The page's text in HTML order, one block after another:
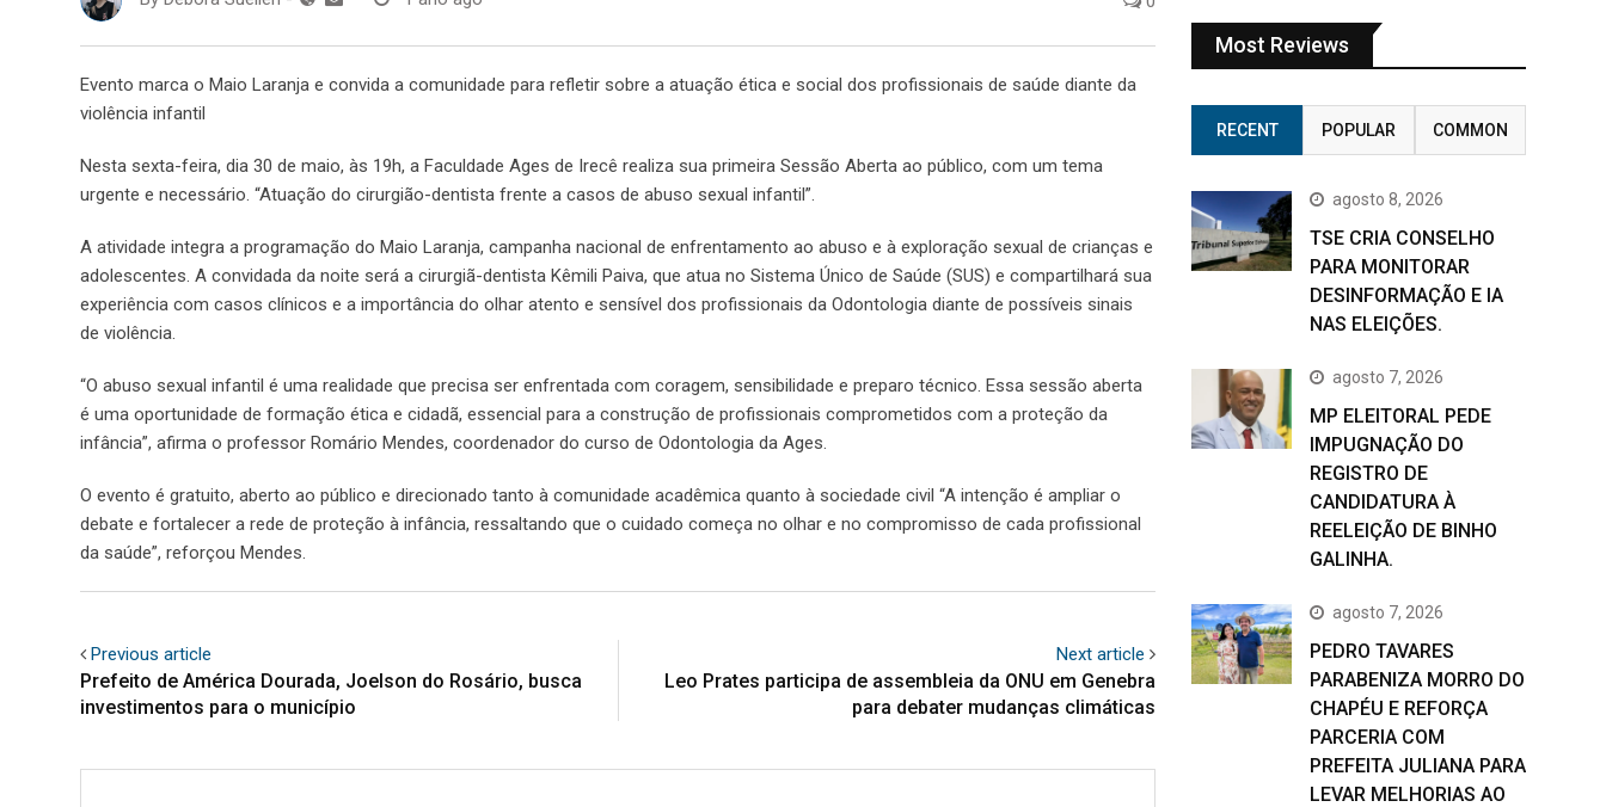
Evento marca o Maio Laranja e convida a comunidade para refletir sobre a atuação ética e social dos profissionais de saúde diante da
violência infantil
Nesta sexta-feira, dia 30 de maio, às 19h, a Faculdade Ages de Irecê realiza sua primeira Sessão Aberta ao público, com um tema
urgente e necessário. “Atuação do cirurgião-dentista frente a casos de abuso sexual infantil”.
A atividade integra a programação do Maio Laranja, campanha nacional de enfrentamento ao abuso e à exploração sexual de crianças e
adolescentes. A convidada da noite será a cirurgiã-dentista Kêmili Paiva, que atua no Sistema Único de Saúde (SUS) e compartilhará sua
experiência com casos clínicos e a importância do olhar atento e sensível dos profissionais da Odontologia diante de possíveis sinais
de violência.
“O abuso sexual infantil é uma realidade que precisa ser enfrentada com coragem, sensibilidade e preparo técnico. Essa sessão aberta
é uma oportunidade de formação ética e cidadã, essencial para a construção de profissionais comprometidos com a proteção da
infância”, afirma o professor Romário Mendes, coordenador do curso de Odontologia da Ages.
O evento é gratuito, aberto ao público e direcionado tanto à comunidade acadêmica quanto à sociedade civil “A intenção é ampliar o
debate e fortalecer a rede de proteção à infância, ressaltando que o cuidado começa no olhar e no compromisso de cada profissional
da saúde”, reforçou Mendes.
Previous article
Prefeito de América Dourada, Joelson do Rosário, busca
investimentos para o município
Next article
Leo Prates participa de assembleia da ONU em Genebra
para debater mudanças climáticas
Most Reviews
RECENT POPULAR COMMON
agosto 8, 2026
TSE CRIA CONSELHO
PARA MONITORAR
DESINFORMAÇÃO E IA
NAS ELEIÇÕES.
agosto 7, 2026
MP ELEITORAL PEDE
IMPUGNAÇÃO DO
REGISTRO DE
CANDIDATURA À
REELEIÇÃO DE BINHO
GALINHA.
agosto 7, 2026
PEDRO TAVARES
PARABENIZA MORRO DO
CHAPÉU E REFORÇA
PARCERIA COM
PREFEITA JULIANA PARA
LEVAR MELHORIAS AO